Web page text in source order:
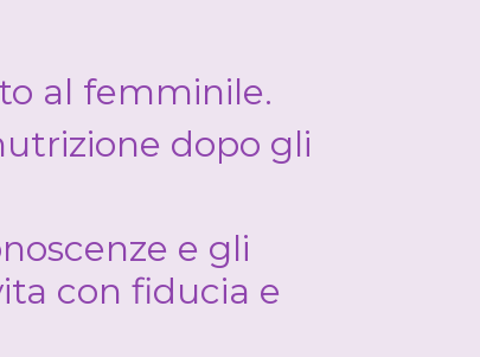
al femminile.
dopo gli
e gli
con fiducia e